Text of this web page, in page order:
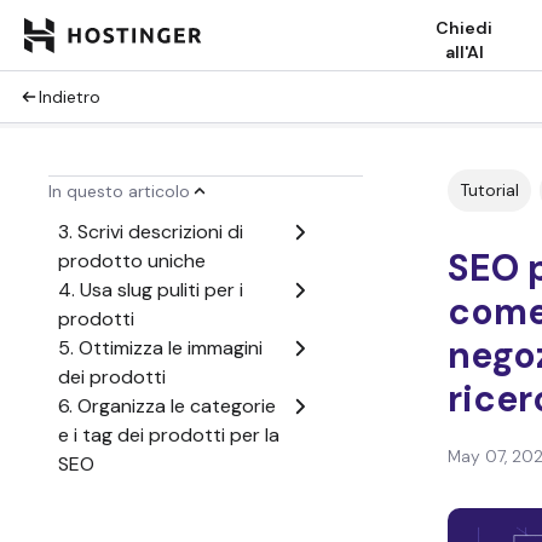
Chiedi
all'AI
Indietro
In questo articolo
1. Imposta le basi SEO per
2. Ottimizza i titoli dei
prodotti
3. Scrivi descrizioni di
prodotto uniche
4. Usa slug puliti per i
prodotti
5. Ottimizza le immagini
dei prodotti
6. Organizza le categorie
e i tag dei prodotti per la
SEO
Tutorial
SEO
May 07,